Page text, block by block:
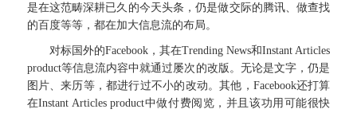
是在这范畴深耕已久的今天头条，仍是做交际的腾讯、做查找
的百度等等，都在加大信息流的布局。
对标国外的Facebook，其在Trending News和Instant Articles
product等信息流内容中就通过屡次的改版。无论是文字，仍是
图片、来历等，都进行过不小的改动。其他，Facebook还打算
在Instant Articles product中做付费阅览，并且该功用可能很快